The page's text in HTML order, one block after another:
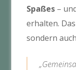
Spaßes–
erhalten.
sondern